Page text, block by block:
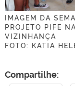
IMAGEM DA
PROJETO PIFE
VIZINHANÇA
FOTO: KATIA
Compartilhe: